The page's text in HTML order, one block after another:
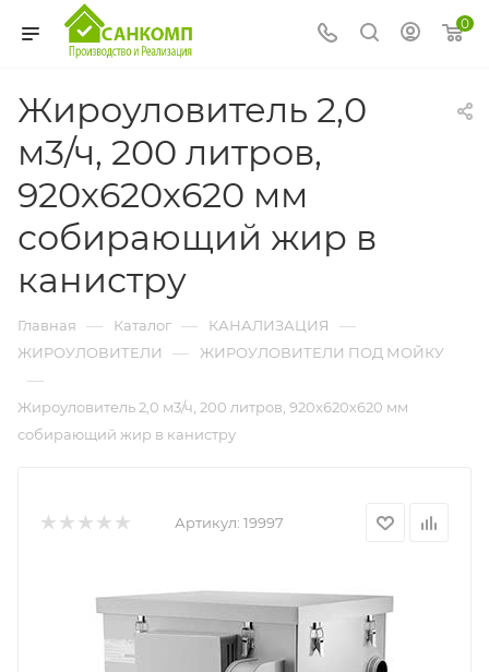
0
Жироуловитель 2,0
м3/ч, 200 литров,
920х620х620 мм
собирающий жир в
канистру
Главная — Каталог — КАНАЛИЗАЦИЯ —
ЖИРОУЛОВИТЕЛИ — ЖИРОУЛОВИТЕЛИ ПОД МОЙКУ
—
Жироуловитель 2,0 м3/ч, 200 литров, 920х620х620 мм
собирающий жир в канистру
Артикул: 19997